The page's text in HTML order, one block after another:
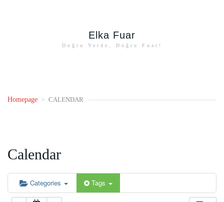
Elka Fuar
Doğru Yerde, Doğru Fuar!
Homepage > CALENDAR
Calendar
Categories Tags